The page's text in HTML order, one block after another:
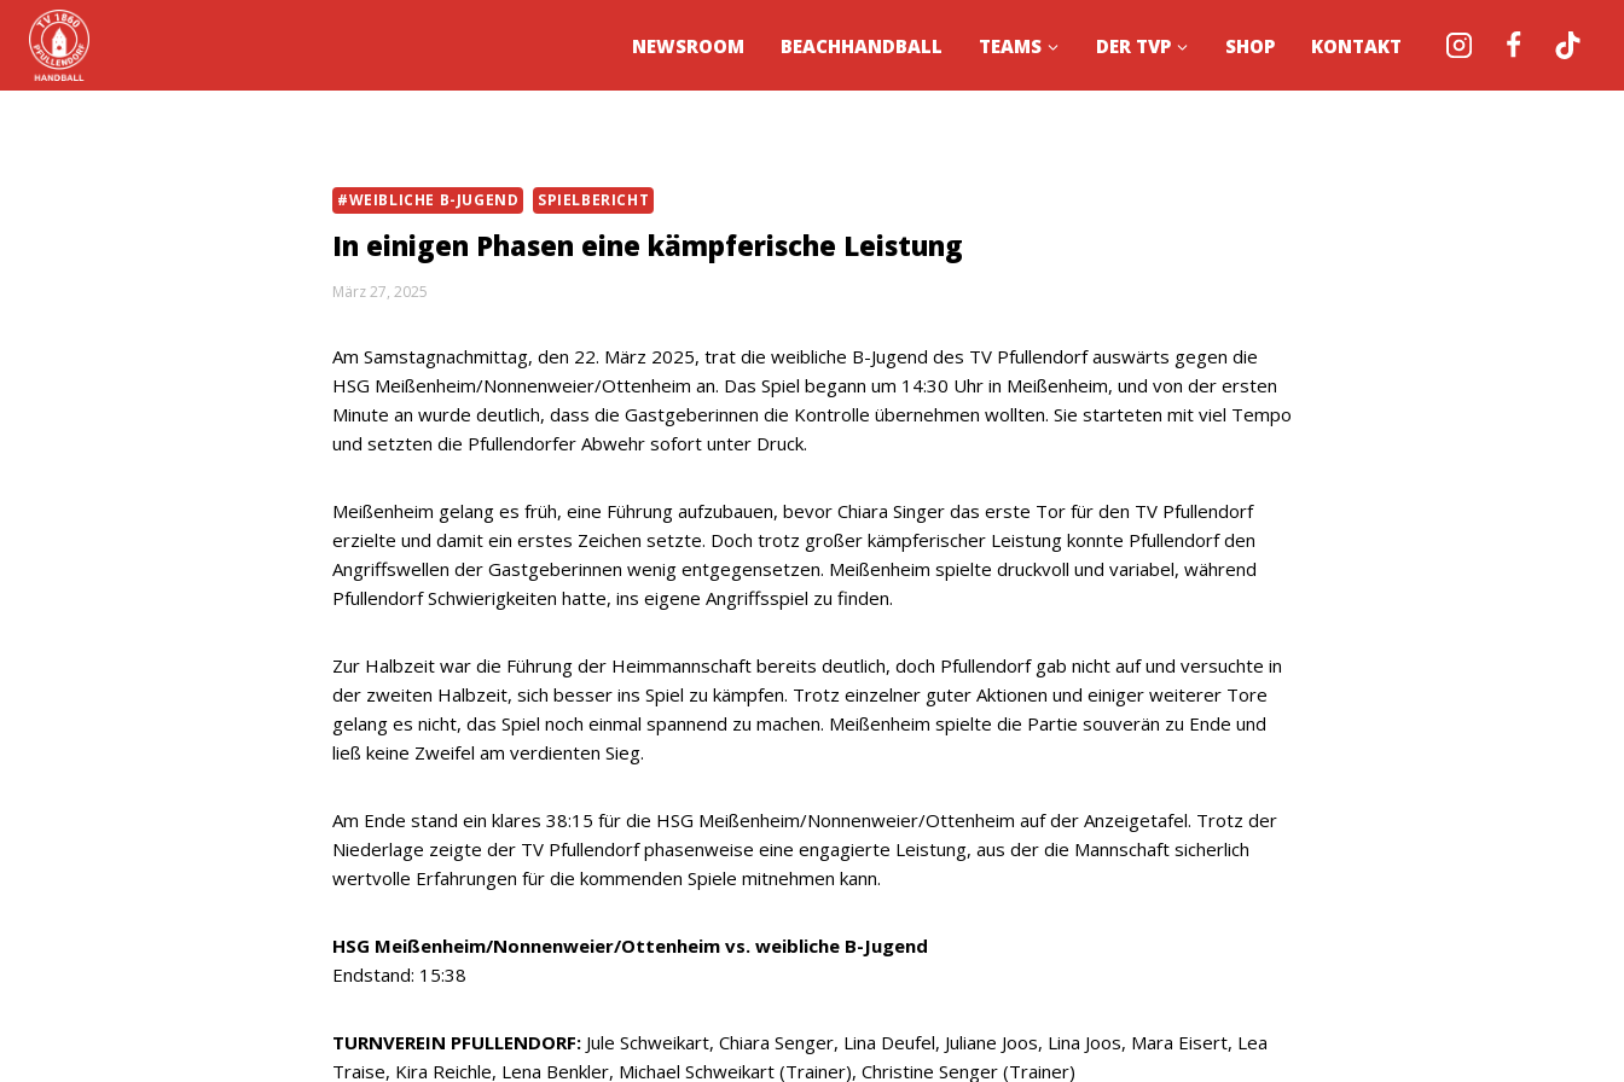
Inhalt
springen
NEWSROOM BEACHHANDBALL TEAMS DER TVP SHOP KONTAKT
#WEIBLICHE B-JUGEND SPIELBERICHT
In einigen Phasen eine kämpferische Leistung
März 27, 2025
Am Samstagnachmittag, den 22. März 2025, trat die weibliche B-Jugend des TV Pfullendorf auswärts gegen die
HSG Meißenheim/Nonnenweier/Ottenheim an. Das Spiel begann um 14:30 Uhr in Meißenheim, und von der ersten
Minute an wurde deutlich, dass die Gastgeberinnen die Kontrolle übernehmen wollten. Sie starteten mit viel Tempo
und setzten die Pfullendorfer Abwehr sofort unter Druck.
Meißenheim gelang es früh, eine Führung aufzubauen, bevor Chiara Singer das erste Tor für den TV Pfullendorf
erzielte und damit ein erstes Zeichen setzte. Doch trotz großer kämpferischer Leistung konnte Pfullendorf den
Angriffswellen der Gastgeberinnen wenig entgegensetzen. Meißenheim spielte druckvoll und variabel, während
Pfullendorf Schwierigkeiten hatte, ins eigene Angriffsspiel zu finden.
Zur Halbzeit war die Führung der Heimmannschaft bereits deutlich, doch Pfullendorf gab nicht auf und versuchte in
der zweiten Halbzeit, sich besser ins Spiel zu kämpfen. Trotz einzelner guter Aktionen und einiger weiterer Tore
gelang es nicht, das Spiel noch einmal spannend zu machen. Meißenheim spielte die Partie souverän zu Ende und
ließ keine Zweifel am verdienten Sieg.
Am Ende stand ein klares 38:15 für die HSG Meißenheim/Nonnenweier/Ottenheim auf der Anzeigetafel. Trotz der
Niederlage zeigte der TV Pfullendorf phasenweise eine engagierte Leistung, aus der die Mannschaft sicherlich
wertvolle Erfahrungen für die kommenden Spiele mitnehmen kann.
HSG Meißenheim/Nonnenweier/Ottenheim vs. weibliche B-Jugend
Endstand: 15:38
TURNVEREIN PFULLENDORF: Jule Schweikart, Chiara Senger, Lina Deufel, Juliane Joos, Lina Joos, Mara Eisert, Lea
Traise, Kira Reichle, Lena Benkler, Michael Schweikart (Trainer), Christine Senger (Trainer)